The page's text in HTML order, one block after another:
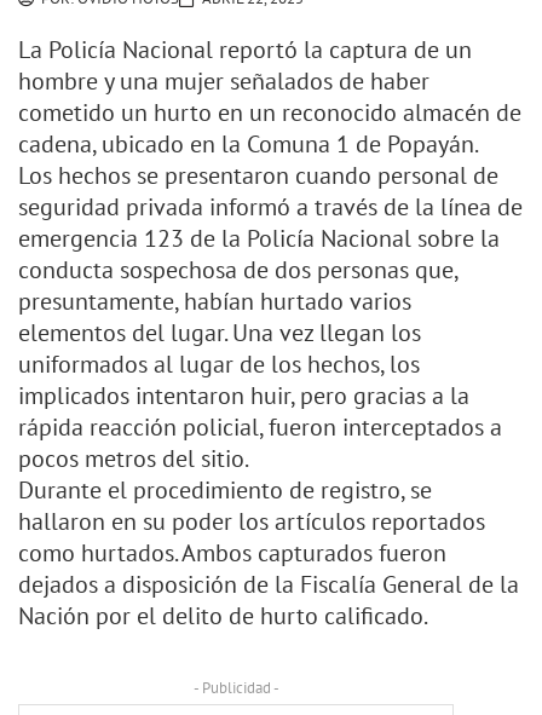
La Policía Nacional reportó la captura de un
hombre y una mujer señalados de haber
cometido un hurto en un reconocido almacén de
cadena, ubicado en la Comuna 1 de Popayán.
Los hechos se presentaron cuando personal de
seguridad privada informó a través de la línea de
emergencia 123 de la Policía Nacional sobre la
conducta sospechosa de dos personas que,
presuntamente, habían hurtado varios
elementos del lugar. Una vez llegan los
uniformados al lugar de los hechos, los
implicados intentaron huir, pero gracias a la
rápida reacción policial, fueron interceptados a
pocos metros del sitio.
Durante el procedimiento de registro, se
hallaron en su poder los artículos reportados
como hurtados. Ambos capturados fueron
dejados a disposición de la Fiscalía General de la
Nación por el delito de hurto calificado.
- Publicidad -